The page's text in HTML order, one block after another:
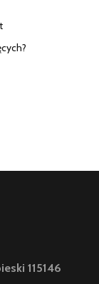
115146